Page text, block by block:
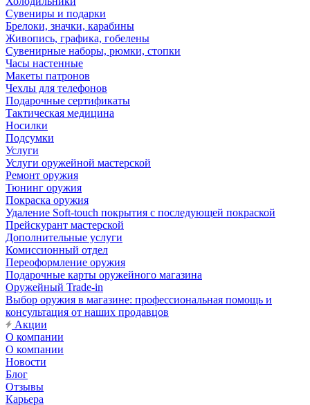
Сувениры и подарки
Брелоки, значки, карабины
Живопись, графика, гобелены
Сувенирные наборы, рюмки, стопки
Часы настенные
Макеты патронов
Чехлы для телефонов
Подарочные сертификаты
Тактическая медицина
Носилки
Подсумки
Услуги
Услуги оружейной мастерской
Ремонт оружия
Тюнинг оружия
Покраска оружия
Удаление Soft-touch покрытия с последующей покраской
Прейскурант мастерской
Дополнительные услуги
Комиссионный отдел
Переоформление оружия
Подарочные карты оружейного магазина
Оружейный Trade-in
Выбор оружия в магазине: профессиональная помощь и
консультация от наших продавцов
Акции
О компании
О компании
Новости
Блог
Отзывы
Карьера